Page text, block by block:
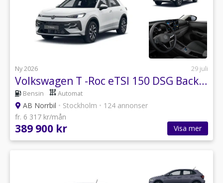
Ny 2026 29 juli
Volkswagen T -Roc eTSI 150 DSG Backkamera i lager fr 3495kr/mån
Bensin Automat
AB Norrbil • Stockholm • 124 annonser
fr. 6 317 kr/mån
389 900 kr Visa mer